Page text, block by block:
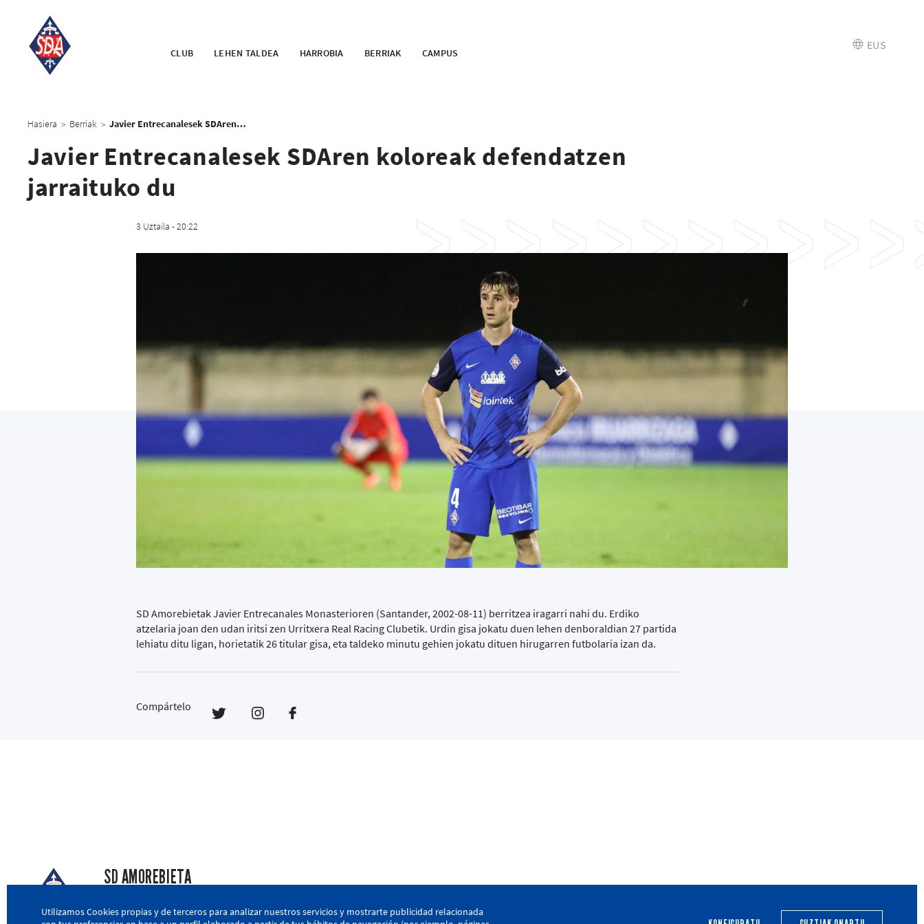
CLUB LEHEN TALDEA HARROBIA BERRIAK CAMPUS
EUS
Hasiera > Berriak > Javier Entrecanalesek SDAren koloreak defendatzen jarraituko du
Javier Entrecanalesek SDAren koloreak defendatzen
jarraituko du
3 Uztaila - 20:22
SD Amorebietak Javier Entrecanales Monasterioren (Santander, 2002-08-11) berritzea iragarri nahi du. Erdiko
atzelaria joan den udan iritsi zen Urritxera Real Racing Clubetik. Urdin gisa jokatu duen lehen denboraldian 27 partida
lehiatu ditu ligan, horietatik 26 titular gisa, eta taldeko minutu gehien jokatu dituen hirugarren futbolaria izan da.
Compártelo
SD AMOREBIETA
CALENDARIO EGUTEGIA
Utilizamos Cookies propias y de terceros para analizar nuestros servicios y mostrarte publicidad relacionada